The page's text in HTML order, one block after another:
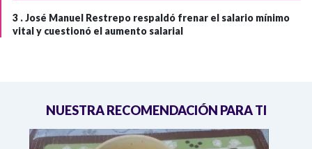
3 .José Manuel Restrepo respaldó frenar el salario mínimo
vital y cuestionó el aumento salarial
NUESTRA RECOMENDACIÓN PARA TI